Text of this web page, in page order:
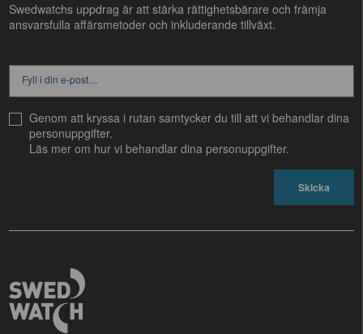
Swedwatchs uppdrag är att stärka rättighetsbärareoch främja
ansvarsfulla affärsmetoder och inkluderande tillväxt.
Genom att kryssa i rutan samtycker du till att vi behandlar dina
personuppgifter.
Läs mer om hur vi behandlar dinapersonuppgifter.